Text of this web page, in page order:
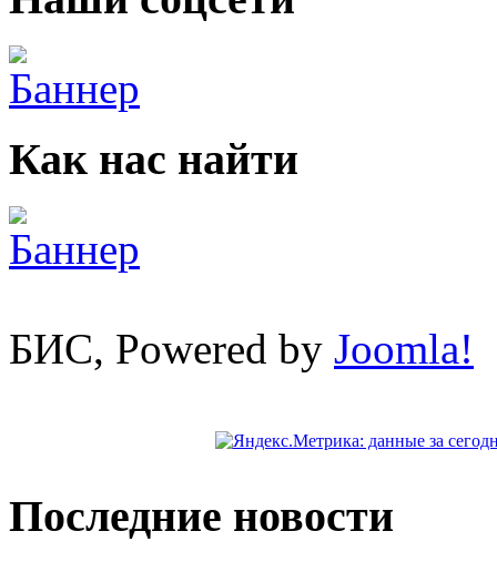
Как нас найти
БИС, Powered by Joomla!
Последние новости